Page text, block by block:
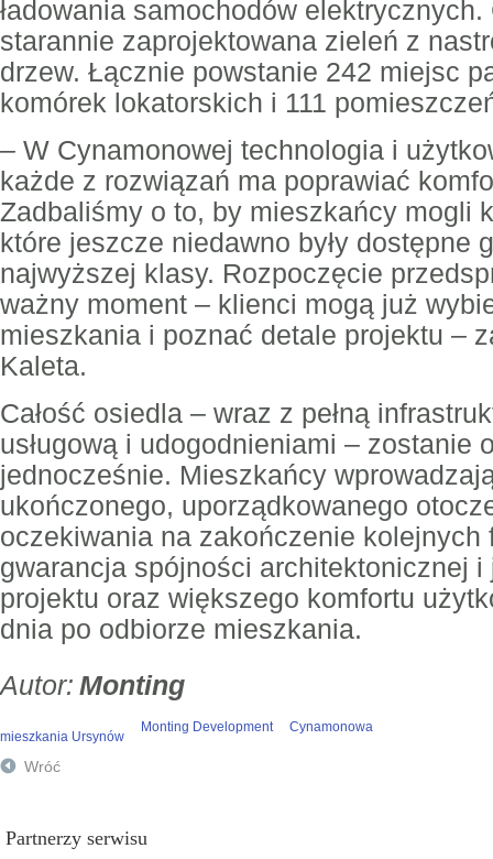
ładowania samochodów elektrycznych.
starannie zaprojektowana zieleń z
drzew. Łącznie powstanie 242 miejsc
komórek lokatorskich i 111
– W Cynamonowej technologia i
każde z rozwiązań ma poprawiać
Zadbaliśmy o to, by mieszkańcy mogli
które jeszcze niedawno były dostępne
najwyższej klasy. Rozpoczęcie
ważny moment – klienci mogą już
mieszkania i poznać detale projektu –
Kaleta.
Całość osiedla – wraz z pełną
usługową i udogodnieniami – zostanie
jednocześnie. Mieszkańcy
ukończonego, uporządkowanego
oczekiwania na zakończenie kolejnych
gwarancja spójności architektonicznej i
projektu oraz większego komfortu
dnia po odbiorze mieszkania.
Monting
mieszkania Ursynów
Monting Development Cynamonowa
Wróć
Partnerzy serwisu